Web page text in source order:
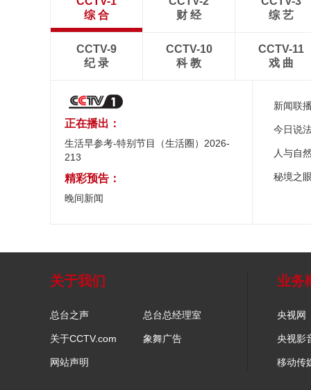
综 合
财 经
综 艺
CCTV-9
纪 录
CCTV-10
科 教
CCTV-11
戏 曲
正在播出：
生活早参考-特别节目（生活圈）2026-
213
精彩预告：
晚间新闻
新闻联
今日说
人与自
秘境之
关于我们
总台之声 总台总经理室
关于CCTV.com 象舞广告
网站声明
业务
央视网
央视影
移动传